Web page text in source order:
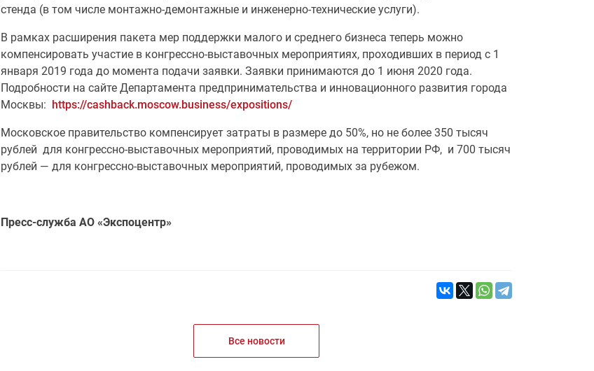
стенда (в том числе монтажно-демонтажные и инженерно-технические услуги).
В рамках расширения пакета мер поддержки малого и среднего бизнеса теперь можно
компенсировать участие в конгрессно-выставочных мероприятиях, проходивших в период с 1
января 2019 года до момента подачи заявки. Заявки принимаются до 1 июня 2020 года.
Подробности на сайте Департамента предпринимательства и инновационного развития города
Москвы: https://cashback.moscow.business/expositions/
Московское правительство компенсирует затраты в размере до 50%, но не более 350 тысяч
рублей для конгрессно-выставочных мероприятий, проводимых на территории РФ, и 700 тысяч
рублей — для конгрессно-выставочных мероприятий, проводимых за рубежом.
Пресс-служба АО «Экспоцентр»
Все новости